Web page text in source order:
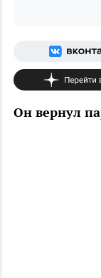
Он вернул